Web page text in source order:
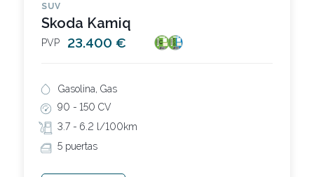
SUV
Skoda Kamiq
PVP 23.400 €
Gasolina, Gas
90 - 150 CV
3.7 - 6.2 l/100km
5 puertas